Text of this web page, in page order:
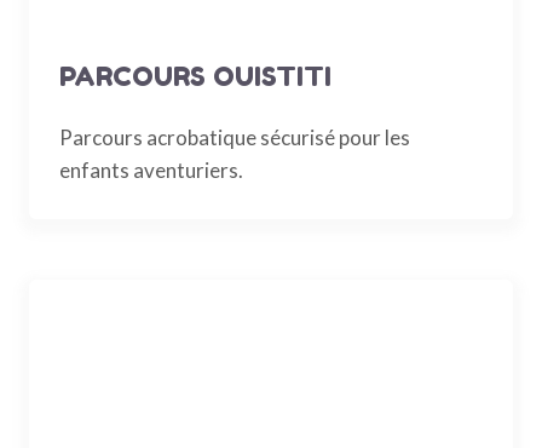
PARCOURS OUISTITI
Parcours acrobatique sécurisé pour les
enfants aventuriers.